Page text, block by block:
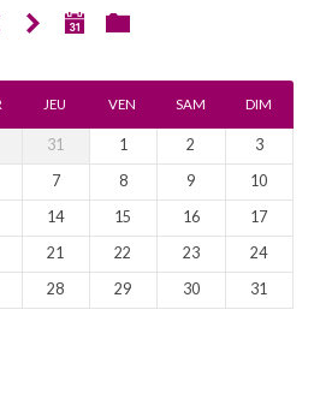
JEU VEN SAM DIM
31 1 2
3
7 8 9
10
14 15 16
17
21 22 23
24
28 29 30 31